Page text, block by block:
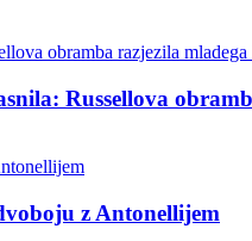
Russellova
z Antonellijem